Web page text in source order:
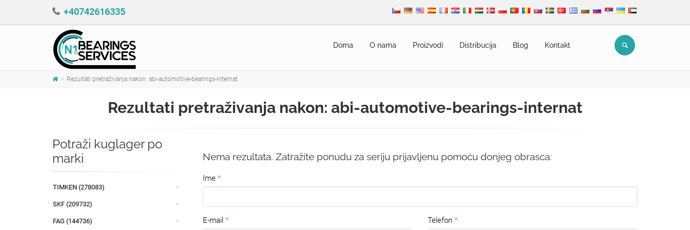
+40742616335
Doma O nama Proizvodi Distribucija Blog Kontakt
Rezultati pretraživanja nakon: abi-automotive-bearings-internat
Rezultati pretraživanja nakon: abi-automotive-bearings-internat
Nema rezultata. Zatražite ponudu za seriju prijavljenu pomoću donjeg obrasca:
Ime
E-mail Telefon
Potraži kuglager po
marki
TIMKEN (278083)
SKF (209732)
FAG (144736)